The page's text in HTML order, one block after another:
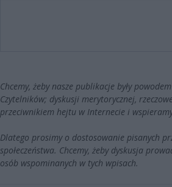
Chcemy, żeby nasze publikacje były
Czytelników; dyskusji merytorycznej,
przeciwnikiem hejtu w Internecie i
Dlatego prosimy o dostosowanie pisanych
społeczeństwa. Chcemy, żeby dyskusja
osób wspominanych w tych wpisach.